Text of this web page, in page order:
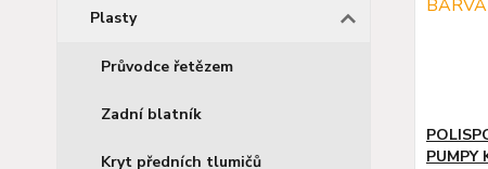
Plasty
Průvodce řetězem
Zadní blatník
Kryt předních tlumičů
PUMPY